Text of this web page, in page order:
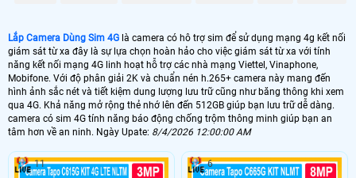
Lắp Camera Dùng Sim 4G là camera có hô trợ sim để sử dụng mạng 4g kết nối
giám sát từ xa đây là sự lựa chọn hoàn hảo cho việc giám sát từ xa với tính
năng kết nối mạng 4G linh hoạt hỗ trợ các nhà mạng Viettel, Vinaphone,
Mobifone. Với độ phân giải 2K và chuẩn nén h.265+ camera này mang đến
hình ảnh sắc nét và tiết kiệm dung lượng lưu trữ cũng như băng thông khi xem
qua 4G. Khả năng mở rộng thẻ nhớ lên đến 512GB giúp bạn lưu trữ dễ dàng.
camera có sim 4G tính năng báo động chống trộm thông minh giúp bạn an
tâm hơn về an ninh. Ngày Upate: 8/4/2026 12:00:00 AM
11 6